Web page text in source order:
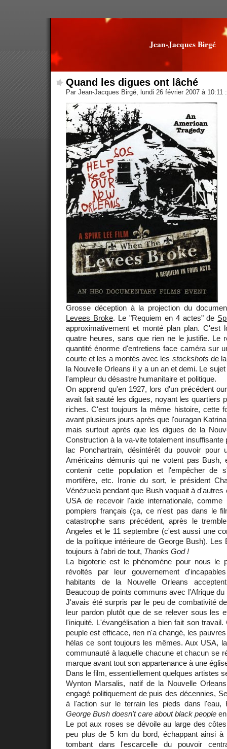
Jean-Jacques Birgé
Quand les digues ont lâché
Par Jean-Jacques Birgé, lundi 26 février 2007 à 10:11
Grosse déception à la projection du
Levees Broke. Le "Requiem en 4 actes" de
approximativement et monté plan plan. C'est
quatre heures, sans que rien ne le justifie. Le
quantité énorme d'entretiens face caméra sur
courte et les a montés avec les stockshots de
la Nouvelle Orleans il y a un an et demi. Le
l'ampleur du désastre humanitaire et politique.
On apprend qu'en 1927, lors d'un précédent
avait fait sauté les digues, noyant les quartiers
riches. C'est toujours la même histoire, cette
avant plusieurs jours après que l'ouragan
mais surtout après que les digues de la
Construction à la va-vite totalement insuffisante
lac Ponchartrain, désintérêt du pouvoir pour
Américains démunis qui ne votent pas Bush,
contenir cette population et l'empêcher de
mortifère, etc. Ironie du sort, le président
Vénézuela pendant que Bush vaquait à
USA de recevoir l'aide internationale,
pompiers français (ça, ce n'est pas dans le
catastrophe sans précédent, après le
Angeles et le 11 septembre (c'est aussi une
de la politique intérieure de George Bush). Les
toujours à l'abri de tout, Thanks God !
La bigoterie est le phénomène pour nous le
révoltés par leur gouvernement
habitants de la Nouvelle Orleans
Beaucoup de points communs avec l'Afrique
J'avais été surpris par le peu de combativité
leur pardon plutôt que de se relever sous les
l'iniquité. L'évangélisation a bien fait son
peuple est efficace, rien n'a changé, les
hélas ce sont toujours les mêmes. Aux USA,
communauté à laquelle chacune et chacun se
marque avant tout son appartenance à une
Dans le film, essentiellement quelques artistes
Wynton Marsalis, natif de la Nouvelle
engagé politiquement de puis des décennies,
à l'action sur le terrain les pieds dans l'eau,
George Bush doesn't care about black people
Le pot aux roses se dévoile au large des
peu plus de 5 km du bord, échappant ainsi à
tombant dans l'escarcelle du pouvoir